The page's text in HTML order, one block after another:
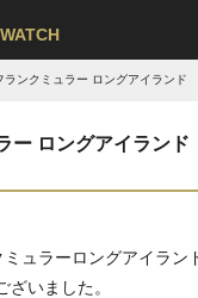
WATCH
ンクミュラー ロングアイランド
ー ロングアイラン
ュラーロングアイラン
いました。